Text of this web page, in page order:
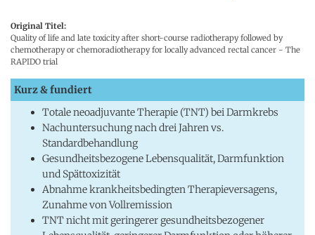
Original Titel:
Quality of life and late toxicity after short-course radiotherapy followed by
chemotherapy or chemoradiotherapy for locally advanced rectal cancer - The
RAPIDO trial
Kurz & fundiert
Totale neoadjuvante Therapie (TNT) bei Darmkrebs
Nachuntersuchung nach drei Jahren vs.
Standardbehandlung
Gesundheitsbezogene Lebensqualität, Darmfunktion
und Spättoxizität
Abnahme krankheitsbedingten Therapieversagens,
Zunahme von Vollremission
TNT nicht mit geringerer gesundheitsbezogener